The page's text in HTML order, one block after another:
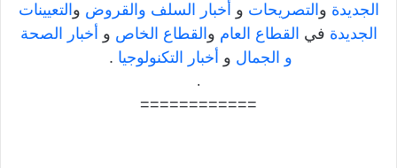
الجديدة و التصريحات و أخبار السلف والقروض و التعيينات
الجديدة في القطاع العام و القطاع الخاص و أخبار الصحة
و الجمال و أخبار التكنولوجيا .
.
============